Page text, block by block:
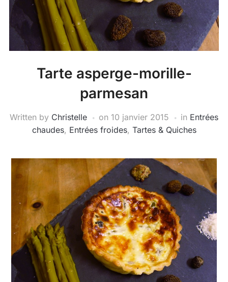
Tarte asperge-morille-
parmesan
Written by Christelle on 10 janvier 2015 in Entrées
chaudes, Entrées froides, Tartes & Quiches